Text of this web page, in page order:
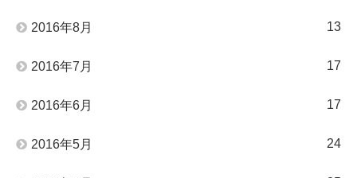
2016年8月 13
2016年7月 17
2016年6月 17
2016年5月 24